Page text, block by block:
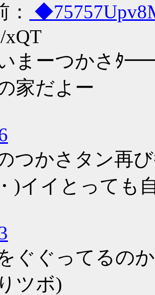
xQT
まーつかさ
家だよー
つかさタン
)イイとっても
ぐぐってるの
ツボ)